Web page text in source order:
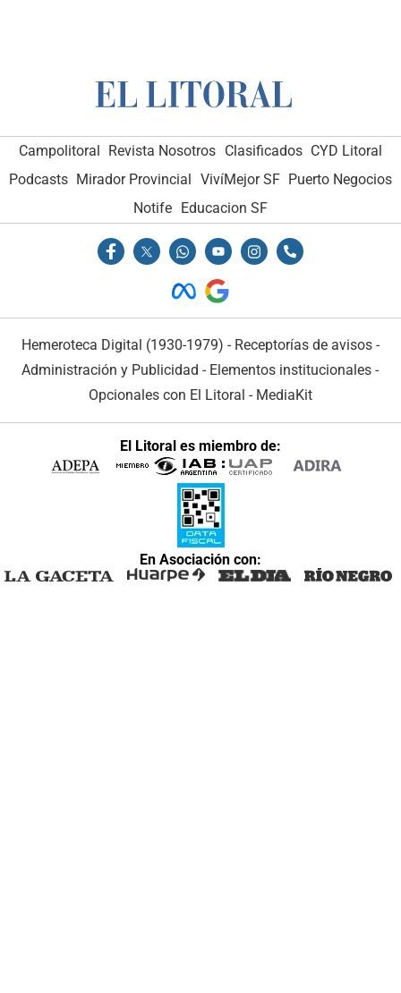
Campolitoral Revista Nosotros Clasificados CYD Litoral
Podcasts Mirador Provincial VivíMejor SF Puerto Negocios
Notife Educacion SF
Hemeroteca Digital (1930-1979) - Receptorías de avisos -
Administración y Publicidad - Elementos institucionales -
Opcionales con El Litoral - MediaKit
El Litoral es miembro de:
En Asociación con: